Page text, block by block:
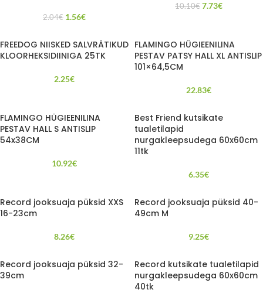
2.04€ 1.56€
10.10€ 7.73€
FREEDOG NIISKED SALVRÄTIKUD
KLOORHEKSIDIINIGA 25TK
2.25€
FLAMINGO HÜGIEENILINA
PESTAV PATSY HALL XL ANTISLIP
101×64,5CM
22.83€
FLAMINGO HÜGIEENILINA
PESTAV HALL S ANTISLIP
54x38CM
10.92€
Best Friend kutsikate
tualetilapid
nurgakleepsudega 60x60cm
11tk
6.35€
Record jooksuaja püksid XXS
16-23cm
8.26€
Record jooksuaja püksid 40-
49cm M
9.25€
Record jooksuaja püksid 32-
39cm
Record kutsikate tualetilapid
nurgakleepsudega 60x60cm
40tk